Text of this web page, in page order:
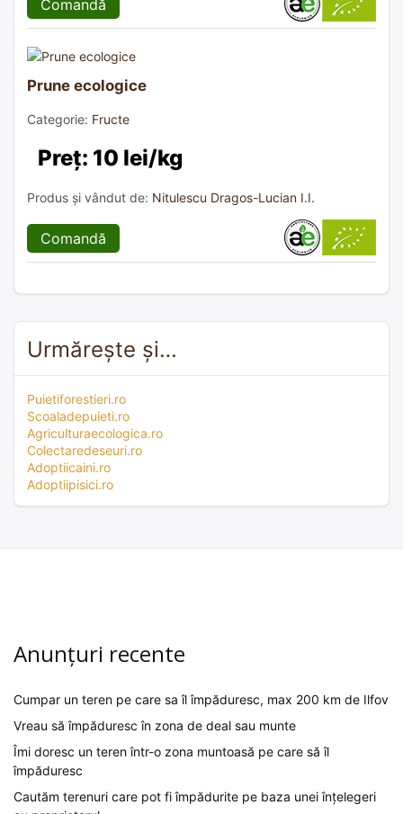
Comandă
Prune ecologice
Categorie: Fructe
Preț: 10 lei/kg
Produs și vândut de: Nitulescu Dragos-Lucian I.I.
Comandă
Urmărește și…
Puietiforestieri.ro
Scoaladepuieti.ro
Agriculturaecologica.ro
Colectaredeseuri.ro
Adoptiicaini.ro
Adoptiipisici.ro
Anunțuri recente
Cumpar un teren pe care sa îl împăduresc, max 200 km de Ilfov
Vreau să împăduresc în zona de deal sau munte
Îmi doresc un teren într-o zona muntoasă pe care să îl
împăduresc
Cautăm terenuri care pot fi împădurite pe baza unei înțelegeri